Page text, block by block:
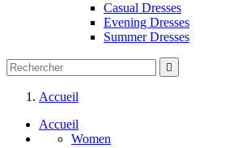
Casual Dresses
Evening Dresses
Summer Dresses

Accueil
Accueil
Women